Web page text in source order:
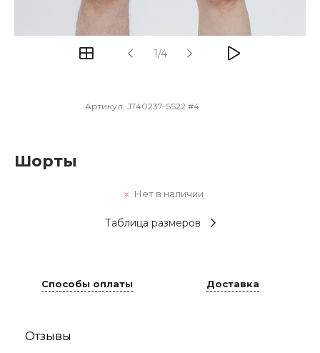
1/4
Артикул: JT40237-SS22 #4
Шорты
Нет в наличии
Таблица размеров
Способы оплаты Доставка
Отзывы